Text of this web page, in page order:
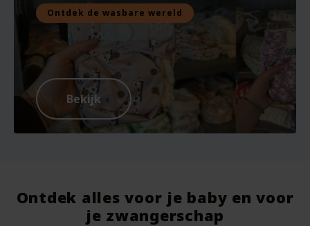
Ontdek de wasbare wereld
Bekijk
Ontdek alles voor je baby en voor
je zwangerschap